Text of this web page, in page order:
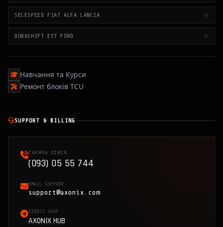
SELESPEED FIAT ALFA LANCIA 04
DURASHIFT EST FORD 05
Навчання та Курси
Ремонт блоків TCU
SUPPORT & BILLING
ГАРЯЧА ЛІНІЯ
(093) 05 55 744
EMAIL SUPPORT
support@axonix.com
DIRECT CHAT
AXONIX HUB